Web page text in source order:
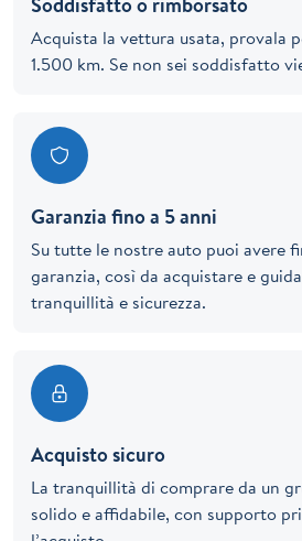
Acquista la vettura usata, provala
1.500 km. Se non sei soddisfatto
Garanzia fino a 5 anni
Su tutte le nostre auto puoi avere
garanzia, così da acquistare e
tranquillità e sicurezza.
Acquisto sicuro
La tranquillità di comprare da un
solido e affidabile, con supporto